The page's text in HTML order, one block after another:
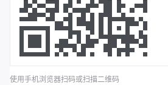
使用手机浏览器扫码或扫描二维码